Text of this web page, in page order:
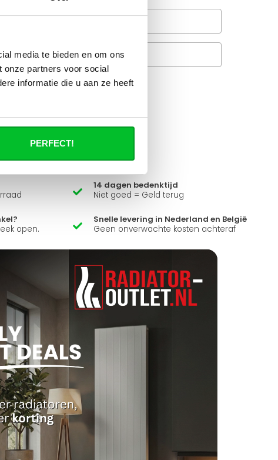
media te bieden en om ons
onze partners voor social
informatie die u aan ze heeft
PERFECT!
Wanneer bezorgt de
Veelgestelde vragen
dit product ?
al je vragen beantwoorden.
14 dagen bedenktijd
Niet goed = Geld terug
open.
Snelle levering in Nederland en België
Geen onverwachte kosten achteraf